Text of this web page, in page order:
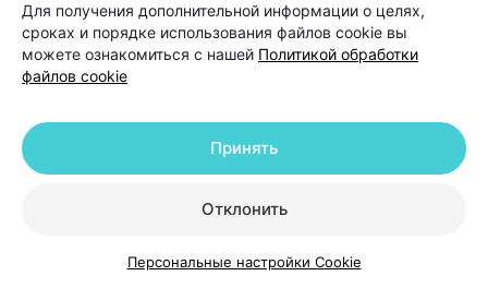
Именно поэтому после операции работа с
волосами не заканчивается. В первые недели
после пересадки необходимо строго соблюдать
рекомендации хирурга. Обычно пациентам
советуют:
отказаться от посещения бани и сауны;
Для получения дополнительной информации о целях,
сроках и порядке использования файлов cookie вы
можете ознакомиться с нашей Политикой обработки
файлов cookie
Отклонить
Принять
Персональные настройки Cookie